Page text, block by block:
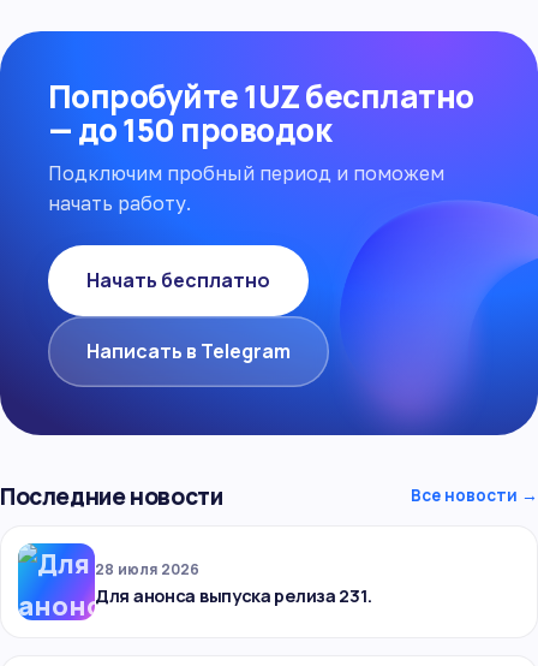
Попробуйте 1UZ бесплатно
— до 150 проводок
Подключим пробный период и поможем
начать работу.
Начать бесплатно
Написать в Telegram
Последние новости Все новости →
28 июля 2026
Для анонса выпуска релиза 231.